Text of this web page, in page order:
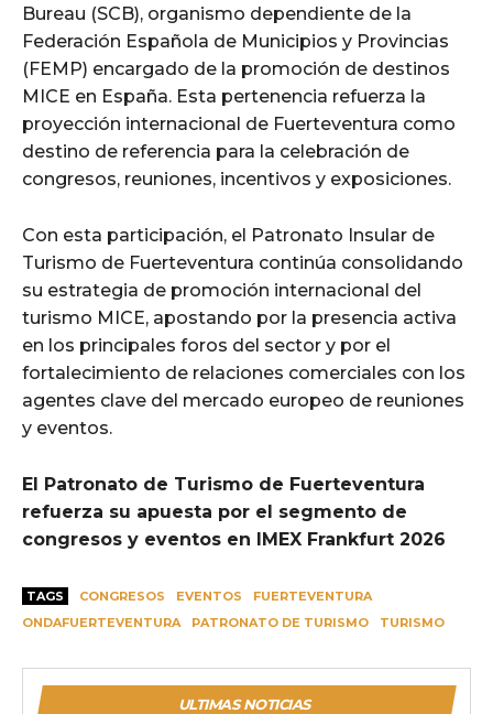
Bureau (SCB), organismo dependiente de la
Federación Española de Municipios y Provincias
(FEMP) encargado de la promoción de destinos
MICE en España. Esta pertenencia refuerza la
proyección internacional de Fuerteventura como
destino de referencia para la celebración de
congresos, reuniones, incentivos y exposiciones.
Con esta participación, el Patronato Insular de
Turismo de Fuerteventura continúa consolidando
su estrategia de promoción internacional del
turismo MICE, apostando por la presencia activa
en los principales foros del sector y por el
fortalecimiento de relaciones comerciales con los
agentes clave del mercado europeo de reuniones
y eventos.
El Patronato de Turismo de Fuerteventura
refuerza su apuesta por el segmento de
congresos y eventos en IMEX Frankfurt 2026
TAGS CONGRESOS EVENTOS
FUERTEVENTURA
ONDAFUERTEVENTURA
PATRONATO DE TURISMO TURISMO
ULTIMAS NOTICIAS